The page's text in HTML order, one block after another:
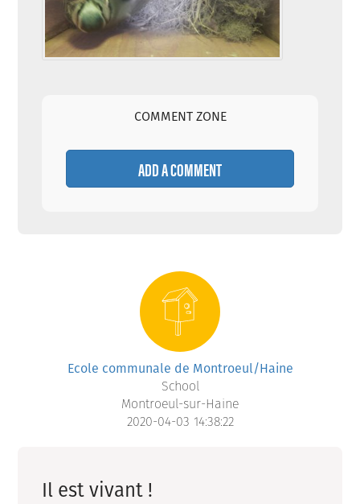
COMMENT ZONE
ADD A COMMENT
Ecole communale de Montroeul/Haine
School
Montroeul-sur-Haine
2020-04-03 14:38:22
Il est vivant !